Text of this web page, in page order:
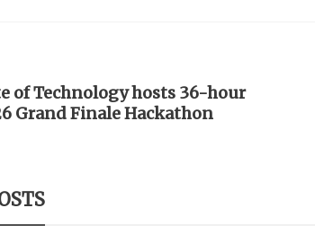
of Technology hosts 36-hour
Grand Finale Hackathon